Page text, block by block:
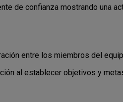
de confianza mostrando una
entre los miembros del
al establecer objetivos y